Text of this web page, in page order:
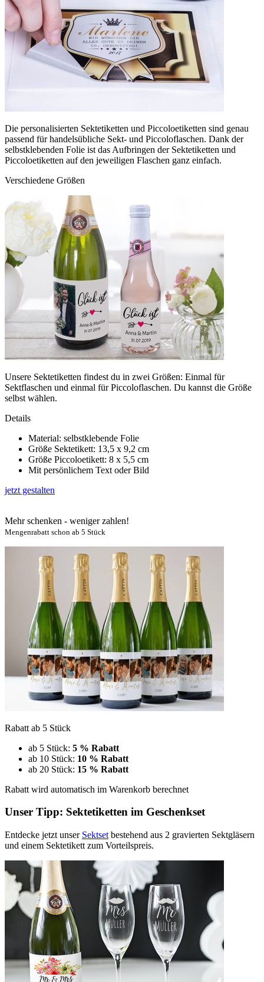
Die personalisierten Sektetiketten und Piccoloetiketten sind genau
passend für handelsübliche Sekt- und Piccoloflaschen. Dank der
selbstklebenden Folie ist das Aufbringen der Sektetiketten und
Piccoloetiketten auf den jeweiligen Flaschen ganz einfach.
Verschiedene Größen
Unsere Sektetiketten findest du in zwei Größen: Einmal für
Sektflaschen und einmal für Piccoloflaschen. Du kannst die Größe
selbst wählen.
Details
Material: selbstklebende Folie
Größe Sektetikett: 13,5 x 9,2 cm
Größe Piccoloetikett: 8 x 5,5 cm
Mit persönlichem Text oder Bild
jetzt gestalten
Mehr schenken - weniger zahlen!
Mengenrabatt schon ab 5 Stück
Rabatt ab 5 Stück
ab 5 Stück: 5 % Rabatt
ab 10 Stück: 10 % Rabatt
ab 20 Stück: 15 % Rabatt
Rabatt wird automatisch im Warenkorb berechnet
Unser Tipp: Sektetiketten im Geschenkset
Entdecke jetzt unser Sektset bestehend aus 2 gravierten Sektgläsern
und einem Sektetikett zum Vorteilspreis.